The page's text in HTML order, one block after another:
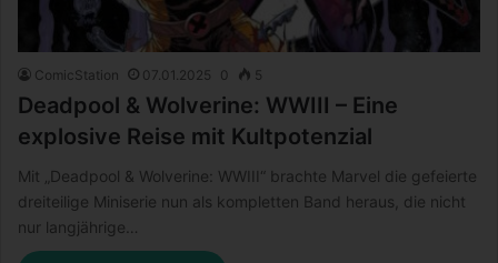
ComicStation 07.01.2025 0 5
Deadpool & Wolverine: WWIII – Eine
explosive Reise mit Kultpotenzial
Mit „Deadpool & Wolverine: WWIII“ brachte Marvel die gefeierte
dreiteilige Miniserie nun als kompletten Band heraus, die nicht
nur langjährige…